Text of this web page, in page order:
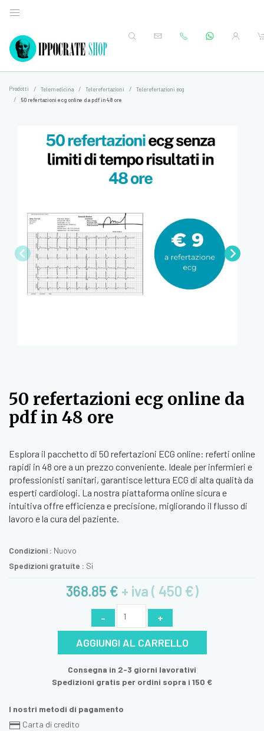
Prodotti Telemedicina Telerefertazioni
Telerefertazioni ecg
50 refertazioni ecg online da pdf in 48 ore
50 refertazioni ecg online da
pdf in 48 ore
Esplora il pacchetto di 50 refertazioni ECG online: referti online
rapidi in 48 ore a un prezzo conveniente. Ideale per infermieri e
professionisti sanitari, garantisce lettura ECG di alta qualità da
esperti cardiologi. La nostra piattaforma online sicura e
intuitiva offre efficienza e precisione, migliorando il flusso di
lavoro e la cura del paziente.
Condizioni : Nuovo
Spedizioni gratuite : Si
368.85 € + iva ( 450 €)
-
+
AGGIUNGI AL CARRELLO
Consegna in 2-3 giorni lavorativi
Spedizioni gratis per ordini sopra i 150 €
I nostri metodi di pagamento
Carta di credito